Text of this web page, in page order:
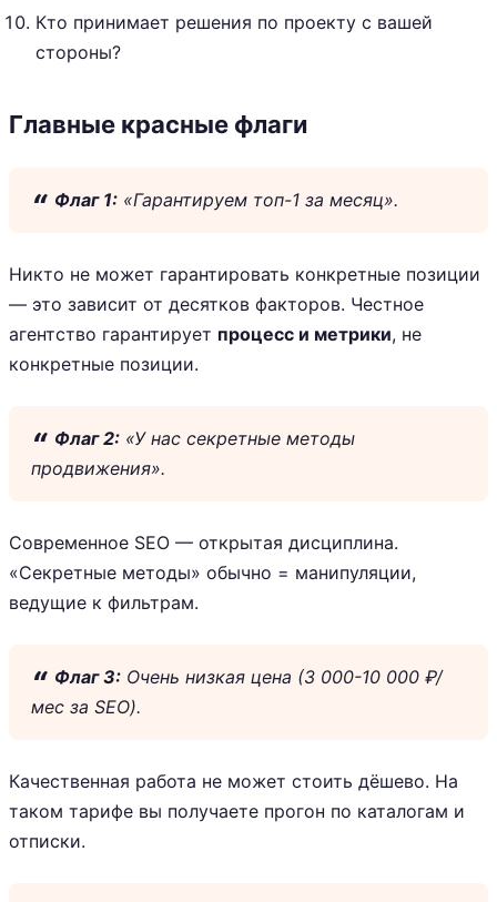
Кто принимает решения по проекту с вашей
стороны?
Главные красные флаги
Флаг 1: «Гарантируем топ-1 за месяц».
Никто не может гарантировать конкретные позиции
— это зависит от десятков факторов. Честное
агентство гарантирует процесс и метрики, не
конкретные позиции.
Флаг 2: «У нас секретные методы
продвижения».
Современное SEO — открытая дисциплина.
«Секретные методы» обычно = манипуляции,
ведущие к фильтрам.
Флаг 3: Очень низкая цена (3 000-10 000 ₽/
мес за SEO).
Качественная работа не может стоить дёшево. На
таком тарифе вы получаете прогон по каталогам и
отписки.